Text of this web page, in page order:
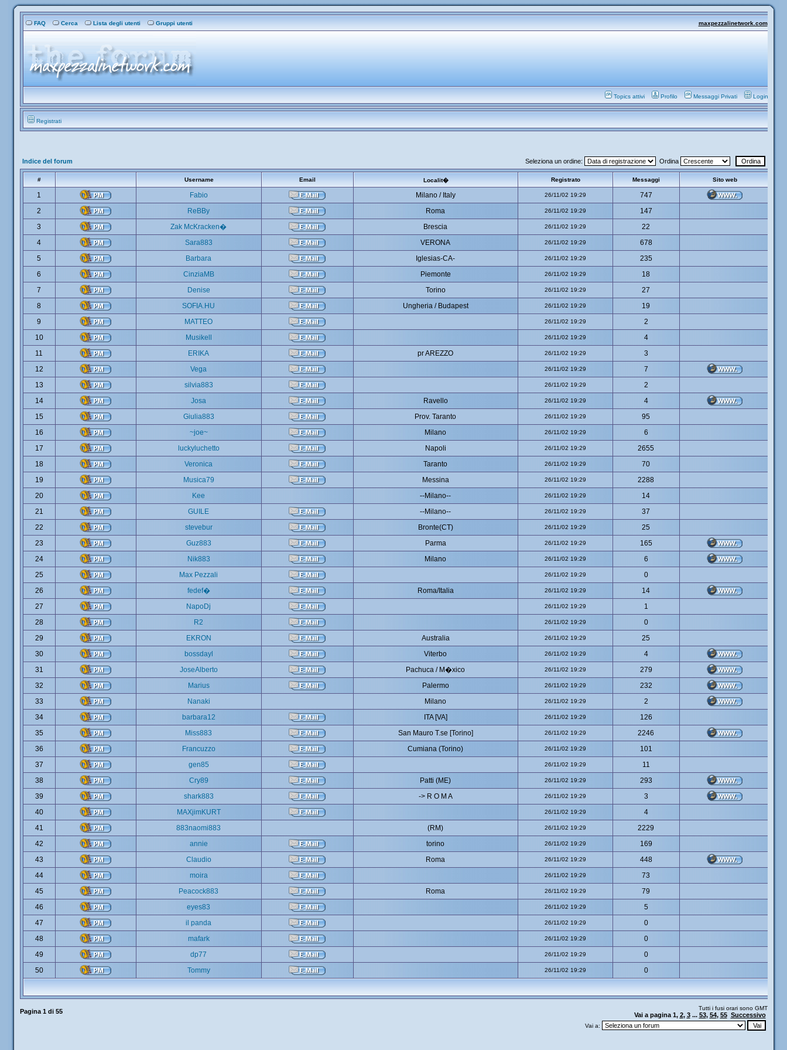
FAQ Cerca Lista degli utenti Gruppi utenti maxpezzalinetwork.com
Topics attivi Profilo Messaggi Privati Login
Registrati
Indice del forum Seleziona un ordine: Ordina
# Username Email Localit� Registrato Messaggi Sito web
1 Fabio Milano / Italy 26/11/02 19:29
747
2
ReBBy Roma 26/11/02 19:29
147
3
Zak McKracken� Brescia 26/11/02 19:29
22
4
Sara883 VERONA 26/11/02 19:29
678
5
Barbara Iglesias-CA- 26/11/02 19:29
235
6
CinziaMB Piemonte 26/11/02 19:29
18
7
Denise Torino 26/11/02 19:29
27
8
SOFIA.HU Ungheria / Budapest 26/11/02 19:29
19
9
MATTEO 26/11/02 19:29
2
10
Musikell 26/11/02 19:29
4
11
ERIKA pr AREZZO 26/11/02 19:29
3
12
Vega 26/11/02 19:29
7
13
silvia883 26/11/02 19:29
2
14
Josa Ravello 26/11/02 19:29
4
15
Giulia883 Prov. Taranto 26/11/02 19:29
95
16
~joe~ Milano 26/11/02 19:29
6
17
luckyluchetto Napoli 26/11/02 19:29
2655
18
Veronica Taranto 26/11/02 19:29
70
19
Musica79 Messina 26/11/02 19:29
2288
20
Kee --Milano-- 26/11/02 19:29
14
21
GUILE --Milano-- 26/11/02 19:29
37
22
stevebur Bronte(CT) 26/11/02 19:29
25
23
Guz883 Parma 26/11/02 19:29
165
24
Nik883 Milano 26/11/02 19:29
6
25
Max Pezzali 26/11/02 19:29
0
26
fedef� Roma/Italia 26/11/02 19:29
14
27
NapoDj 26/11/02 19:29
1
28
R2 26/11/02 19:29
0
29
EKRON Australia 26/11/02 19:29
25
30
bossdayl Viterbo 26/11/02 19:29
4
31
JoseAlberto Pachuca / M�xico 26/11/02 19:29
279
32
Marius Palermo 26/11/02 19:29
232
33
Nanaki Milano 26/11/02 19:29
2
34
barbara12 ITA [VA] 26/11/02 19:29
126
35
Miss883 San Mauro T.se [Torino] 26/11/02 19:29
2246
36
Francuzzo Cumiana (Torino) 26/11/02 19:29
101
37
gen85 26/11/02 19:29
11
38
Cry89 Patti (ME) 26/11/02 19:29
293
39
shark883 -> R O M A 26/11/02 19:29
3
40
MAXjimKURT 26/11/02 19:29
4
41
883naomi883 (RM) 26/11/02 19:29
2229
42
annie torino 26/11/02 19:29
169
43
Claudio Roma 26/11/02 19:29
448
44
moira 26/11/02 19:29
73
45
Peacock883 Roma 26/11/02 19:29
79
46
eyes83 26/11/02 19:29
5
47
il panda 26/11/02 19:29
0
48
mafark 26/11/02 19:29
0
49
dp77 26/11/02 19:29
0
50
Tommy 26/11/02 19:29 0
Pagina 1di 55 Tutti i fusi orari sono GMT
Vai a pagina 1, 2, 3... 53, 54, 55 Successivo
Vai a: